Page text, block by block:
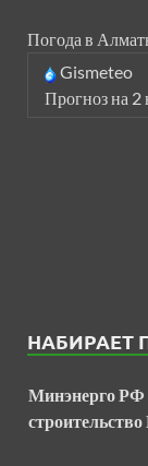
Погода в
Gismeteo
Прогноз на 2
НАБИРАЕТ
Минэнерго РФ